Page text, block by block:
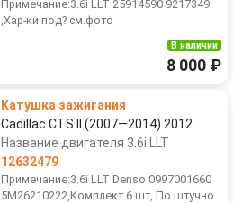
Примечание:3.6i LLT 25914590 9217349
,Хар-ки под? см.фото
В наличии
8 000 ₽
Катушка зажигания
Cadillac CTS II (2007—2014) 2012
Название двигателя 3.6i LLT
12632479
Примечание:3.6i LLT Denso 0997001660
5M26210222,Комплект 6 шт, По штучно